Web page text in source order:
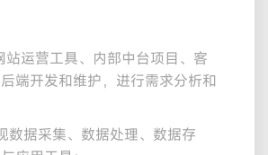
站运营工具、内部中台项目、客
端开发和维护，进行需求分析和
数据采集、数据处理、数据存